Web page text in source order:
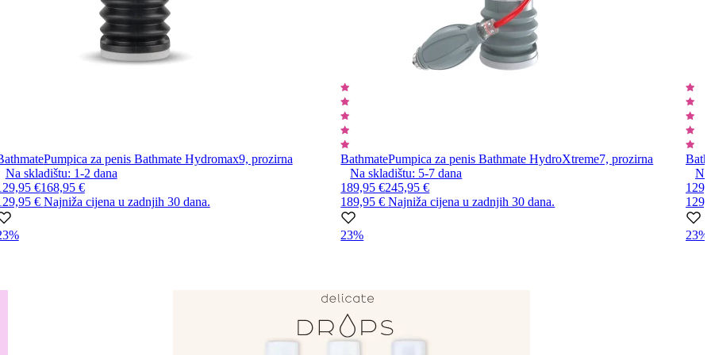
Pumpica za penis Bathmate Hydromax9, prozirna
Na skladištu: 1-2 dana
€168,95 €
€ Najniža cijena u zadnjih 30 dana.
BathmatePumpica za penis Bathmate HydroXtreme7, prozirna
Na skladištu: 5-7dana
189,95 €245,95 €
189,95 €Najniža cijena u zadnjih 30 dana.
23% 23%